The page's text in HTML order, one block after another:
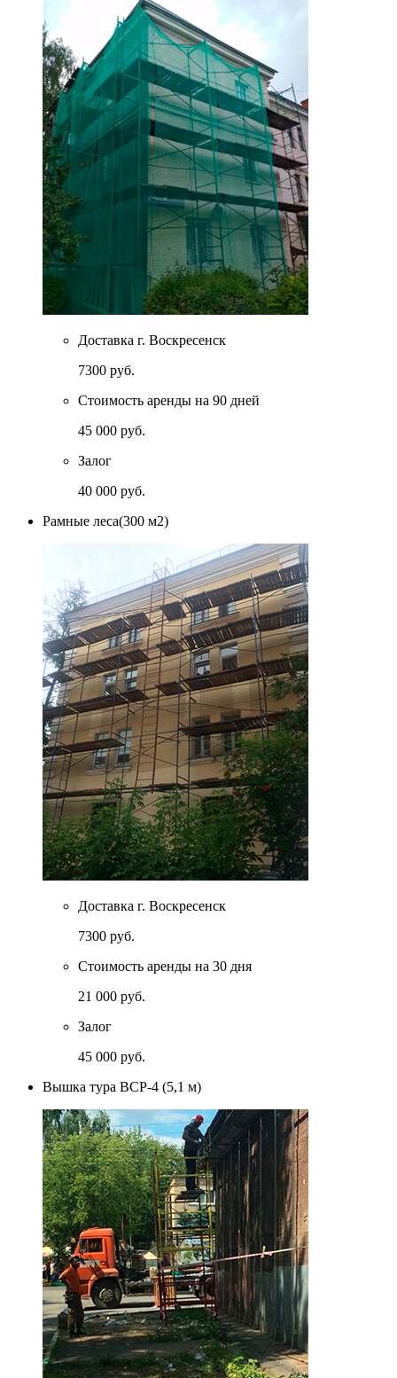
Доставка г. Воскресенск
7300 руб.
Стоимость аренды на 90 дней
45 000 руб.
Залог
40 000 руб.
Рамные леса(300 м2)
Доставка г. Воскресенск
7300 руб.
Стоимость аренды на 30 дня
21 000 руб.
Залог
45 000 руб.
Вышка тура ВСР-4 (5,1 м)